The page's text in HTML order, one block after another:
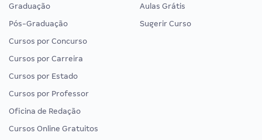
Graduação
Pós-Graduação
Cursos por Concurso
Cursos por Carreira
Cursos por Estado
Cursos por Professor
Oficina de Redação
Cursos Online Gratuitos
Aulas Grátis
Sugerir Curso